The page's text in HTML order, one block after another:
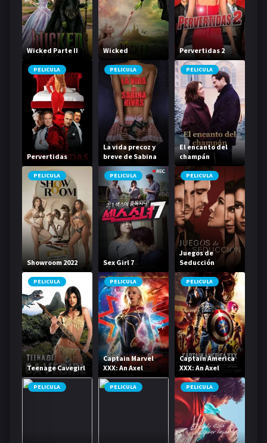
Wicked Parte II Wicked Pervertidas 2
PELICULA
Pervertidas
PELICULA
La vida precoz y
breve de Sabina
Rivas
PELICULA
El encanto del
champán
PELICULA
Showroom 2022
PELICULA
Sex Girl 7
PELICULA
Juegos de
Seducción
PELICULA
Teenage Cavegirl
PELICULA
Captain Marvel
XXX: An Axel
Braun Parody
PELICULA
Captain America
XXX: An Axel
Braun Parody
PELICULA PELICULA PELICULA